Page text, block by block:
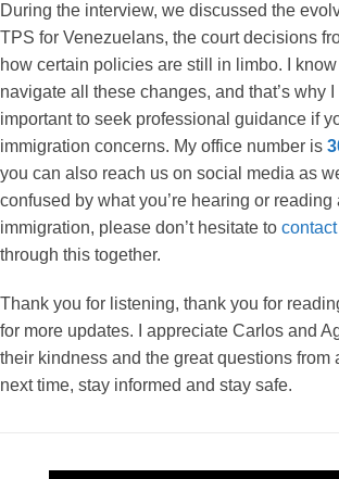
During the interview, we discussed the
TPS for Venezuelans, the court decisions
how certain policies are still in limbo. I know
navigate all these changes, and that’s why I
important to seek professional guidance if
immigration concerns. My office number is
you can also reach us on social media as
confused by what you’re hearing or
immigration, please don’t hesitate to
through this together.
Thank you for listening, thank you for
for more updates. I appreciate Carlos and
their kindness and the great questions from
next time, stay informed and stay safe.